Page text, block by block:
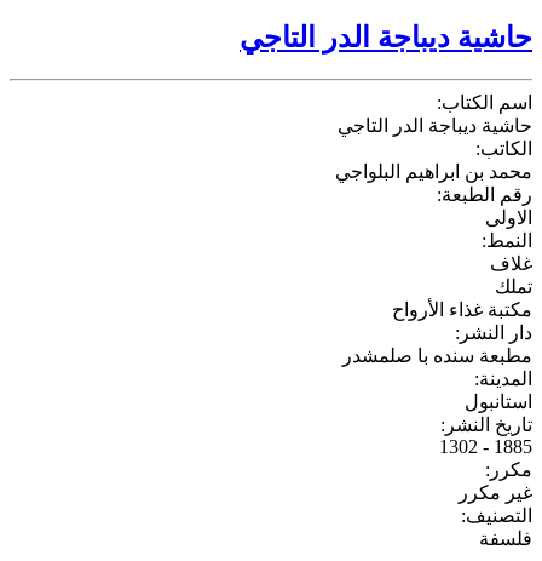
حاشية ديباجة الدر التاجي
اسم الكتاب:
حاشية ديباجة الدر التاجي
الكاتب:
محمد بن ابراهيم البلواجي
رقم الطبعة:
الاولى
النمط:
غلاف
تملك
مكتبة غذاء الأرواح
دار النشر:
مطبعة سنده با صلمشدر
المدينة:
استانبول
تاريخ النشر:
1885 - 1302
مكرر:
غير مكرر
التصنيف:
فلسفة